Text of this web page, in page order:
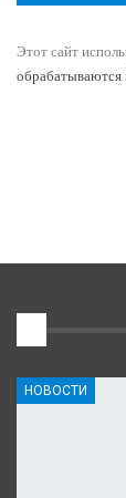
Этот сайт
НОВОСТИ